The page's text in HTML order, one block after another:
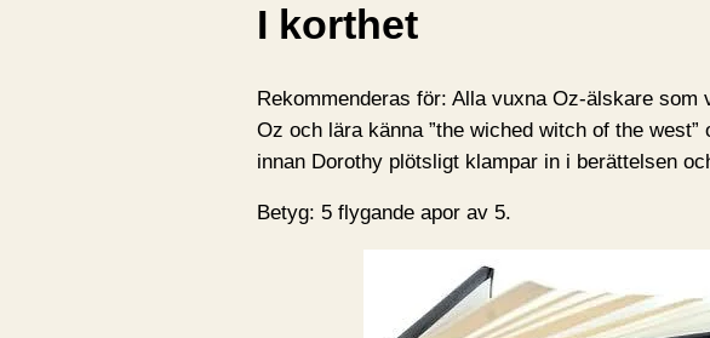
I korthet
Rekommenderas för: Alla vuxna Oz-älskare som
Oz och lära känna ”the wiched witch of the
innan Dorothy plötsligt klampar in i berättelsen
Betyg: 5 flygande apor av 5.